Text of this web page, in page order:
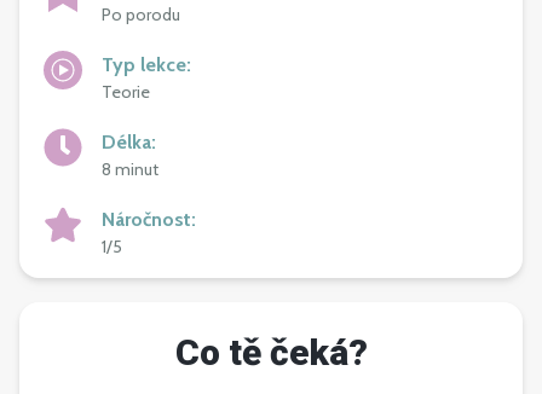
Po porodu
Typ lekce:
Teorie
Délka:
8 minut
Náročnost:
1/5
Co tě čeká?